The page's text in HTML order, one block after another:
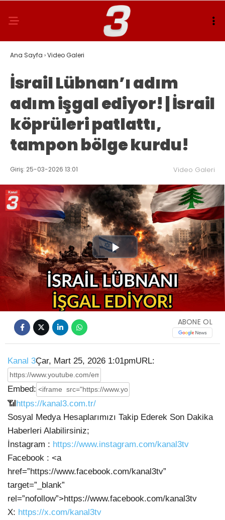
Ana Sayfa ›Video Galeri
İsrail Lübnan’ı adım
adım işgal ediyor! | İsrail
köprüleri patlattı,
tampon bölge kurdu!
Giriş: 25-03-2026 13:01 Video Galeri
Play
Video
ABONE OL
Kanal 3Çar, Mart 25, 2026 1:01pmURL:
Embed:
📶https://kanal3.com.tr/
Sosyal Medya Hesaplarımızı Takip Ederek Son Dakika
Haberleri Alabilirsiniz;
İnstagram : https://www.instagram.com/kanal3tv
Facebook : <a
href=”https://www.facebook.com/kanal3tv”
target=”_blank”
rel=”nofollow”>https://www.facebook.com/kanal3tv
X: https://x.com/kanal3tv